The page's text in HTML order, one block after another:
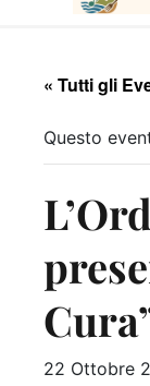
« Tutti gli
Questo
22 Ottobre